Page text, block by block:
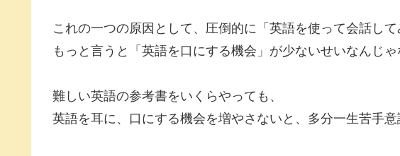
これの一つの原因として、圧倒的に「英語を使って会話して
もっと言うと「英語を口にする機会」が少ないせいなんじゃ
難しい英語の参考書をいくらやっても、
英語を耳に、口にする機会を増やさないと、多分一生苦手意